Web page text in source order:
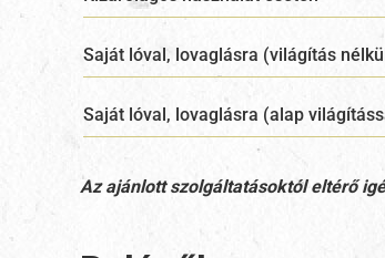
Saját lóval, lovaglásra (világítás
Saját lóval, lovaglásra (alap
Az ajánlott szolgáltatásoktól eltérő